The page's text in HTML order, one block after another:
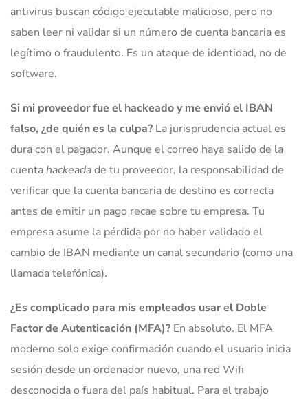
antivirus buscan código ejecutable malicioso, pero no
saben leer ni validar si un número de cuenta bancaria es
legítimo o fraudulento. Es un ataque de identidad, no de
software.
Si mi proveedor fue el hackeado y me envió el IBAN
falso, ¿de quién es la culpa? La jurisprudencia actual es
dura con el pagador. Aunque el correo haya salido de la
cuentahackeadade tu proveedor, la responsabilidad de
verificar que la cuenta bancaria de destino es correcta
antes de emitir un pago recae sobre tu empresa. Tu
empresa asume la pérdida por no haber validado el
cambio de IBAN mediante un canal secundario (como una
llamada telefónica).
¿Es complicado para mis empleados usar el Doble
Factor de Autenticación (MFA)? En absoluto. El MFA
moderno solo exige confirmación cuando el usuario inicia
sesión desde un ordenador nuevo, una red Wifi
desconocida o fuera del país habitual. Para el trabajo